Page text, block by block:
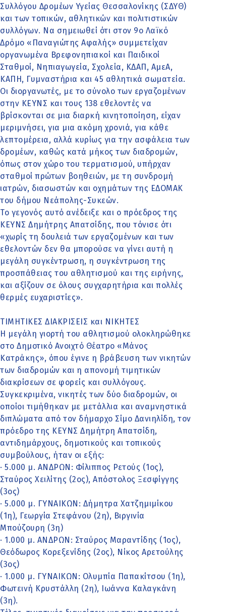
Συλλόγου Δρομέων Υγείας Θεσσαλονίκης (ΣΔΥΘ)
και των τοπικών, αθλητικών και πολιτιστικών
συλλόγων. Να σημειωθεί ότι στον 9ο Λαϊκό
Δρόμο «Παναγιώτης Αφαλής» συμμετείχαν
οργανωμένα Βρεφονηπιακοί και Παιδικοί
Σταθμοί, Νηπιαγωγεία, Σχολεία, ΚΔΑΠ, ΑμεΑ,
ΚΑΠΗ, Γυμναστήρια και 45 αθλητικά σωματεία.
Οι διοργανωτές, με το σύνολο των εργαζομένων
στην ΚΕΥΝΣ και τους 138 εθελοντές να
βρίσκονται σε μια διαρκή κινητοποίηση, είχαν
μεριμνήσει, για μια ακόμη χρονιά, για κάθε
λεπτομέρεια, αλλά κυρίως για την ασφάλεια των
δρομέων, καθώς κατά μήκος των διαδρομών,
όπως στον χώρο του τερματισμού, υπήρχαν
σταθμοί πρώτων βοηθειών, με τη συνδρομή
ιατρών, διασωστών και οχημάτων της ΕΔΟΜΑΚ
του δήμου Νεάπολης-Συκεών.
Το γεγονός αυτό ανέδειξε και ο πρόεδρος της
ΚΕΥΝΣ Δημήτρης Απατσίδης, που τόνισε ότι
«χωρίς τη δουλειά των εργαζομένων και των
εθελοντών δεν θα μπορούσε να γίνει αυτή η
μεγάλη συγκέντρωση, η συγκέντρωση της
προσπάθειας του αθλητισμού και της ειρήνης,
και αξίζουν σε όλους συγχαρητήρια και πολλές
θερμές ευχαριστίες».
ΤΙΜΗΤΙΚΕΣ ΔΙΑΚΡΙΣΕΙΣ και ΝΙΚΗΤΕΣ
Η μεγάλη γιορτή του αθλητισμού ολοκληρώθηκε
στο Δημοτικό Ανοιχτό Θέατρο «Μάνος
Κατράκης», όπου έγινε η βράβευση των νικητών
των διαδρομών και η απονομή τιμητικών
διακρίσεων σε φορείς και συλλόγους.
Συγκεκριμένα, νικητές των δύο διαδρομών, οι
οποίοι τιμήθηκαν με μετάλλια και αναμνηστικά
διπλώματα από τον δήμαρχο Σίμο Δανιηλίδη, τον
πρόεδρο της ΚΕΥΝΣ Δημήτρη Απατσίδη,
αντιδημάρχους, δημοτικούς και τοπικούς
συμβούλους, ήταν οι εξής:
· 5.000 μ. ΑΝΔΡΩΝ: Φίλιππος Ρετούς (1ος),
Σταύρος Χειλίτης (2ος), Απόστολος Ξεσφίγγης
(3ος)
· 5.000 μ. ΓΥΝΑΙΚΩΝ: Δήμητρα Χατζημιμίκου
(1η), Γεωργία Στεφάνου (2η), Βιργινία
Μπούζουρη (3η)
· 1.000 μ. ΑΝΔΡΩΝ: Σταύρος Μαραντίδης (1ος),
Θεόδωρος Κορεξενίδης (2ος), Νίκος Αρετούλης
(3ος)
· 1.000 μ. ΓΥΝΑΙΚΩΝ: Ολυμπία Παπακίτσου (1η),
Φωτεινή Κρυστάλλη (2η), Ιωάννα Καλαγκάνη
(3η).